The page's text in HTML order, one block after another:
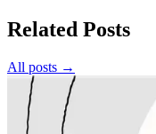
Related Posts
All posts →